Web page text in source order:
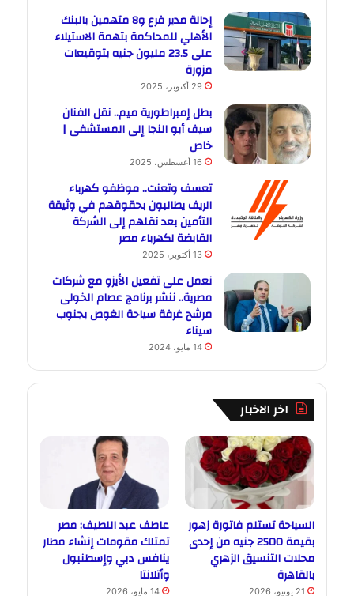
إحالة مدير فرع و8 متهمين بالبنك
الأهلي للمحاكمة بتهمة الاستيلاء
على 23.5 مليون جنيه بتوقيعات
مزورة
29 أكتوبر، 2025
بطل إمبراطورية ميم.. نقل الفنان
سيف أبو النجا إلى المستشفى |
خاص
16 أغسطس، 2025
تعسف وتعنت.. موظفو كهرباء
الريف يطالبون بحقوقهم في وثيقة
التأمين بعد نقلهم إلى الشركة
القابضة لكهرباء مصر
13 أكتوبر، 2025
نعمل على تفعيل الأيزو مع شركات
مصرية.. ننشر برنامج عصام الخولى
مرشح غرفة سياحة الغوص بجنوب
سيناء
14 مايو، 2024
اخر الاخبار
السياحة تستلم فاتورة زهور
بقيمة 2500 جنيه من إحدى
محلات التنسيق الزهري
بالقاهرة
21 يونيو، 2026
عاطف عبد اللطيف: مصر
تمتلك مقومات إنشاء مطار
ينافس دبي وإسطنبول
وأتلانتا
14 مايو، 2026